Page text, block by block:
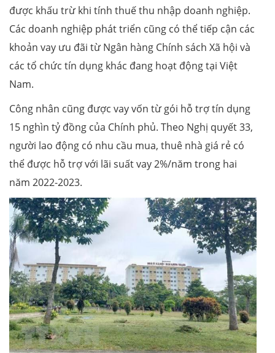
được khấu trừ khi tính thuế thu nhập doanh nghiệp.
Các doanh nghiệp phát triển cũng có thể tiếp cận các
khoản vay ưu đãi từ Ngân hàng Chính sách Xã hội và
các tổ chức tín dụng khác đang hoạt động tại Việt
Nam.
Công nhân cũng được vay vốn từ gói hỗ trợ tín dụng
15 nghìn tỷ đồng của Chính phủ. Theo Nghị quyết 33,
người lao động có nhu cầu mua, thuê nhà giá rẻ có
thể được hỗ trợ với lãi suất vay 2%/năm trong hai
năm 2022-2023.